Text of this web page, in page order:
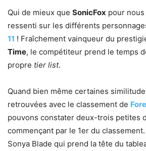
Qui de mieux que SonicFox pour
ressenti sur les différents
11 ! Fraîchement vainqueur du
Time, le compétiteur prend le temps
propre tier list.
Quand bien même certaines
retrouvées avec le classement de
pouvons constater deux-trois petites
commençant par le 1er du classement.
Sonya Blade qui prend la tête du